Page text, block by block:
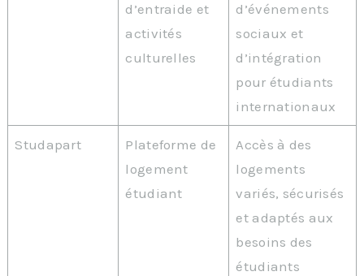
d’entraide et
activités
culturelles
d’événements
sociaux et
d’intégration
pour étudiants
internationaux
Studapart
Plateforme de
logement
étudiant
Accès à des
logements
variés, sécurisés
et adaptés aux
besoins des
étudiants